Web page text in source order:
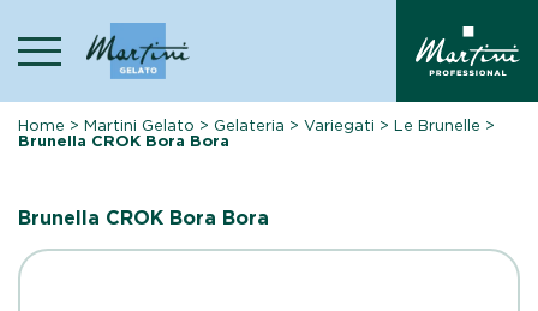
content
Home >Martini Gelato > Gelateria >Variegati >Le Brunelle >
Brunella CROK Bora Bora
Brunella CROK Bora Bora